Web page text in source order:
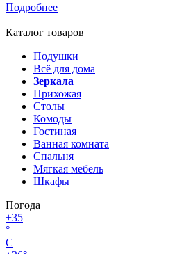
Подробнее
Каталог товаров
Подушки
Всё для дома
Зеркала
Прихожая
Столы
Комоды
Гостиная
Ванная комната
Спальня
Мягкая мебель
Шкафы
Погода
+35
°
C